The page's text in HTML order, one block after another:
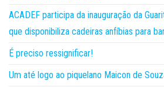
ACADEF participa da inauguração da
que disponibiliza cadeiras anfíbias para
É preciso ressignificar!
Um até logo ao piquelano Maicon de